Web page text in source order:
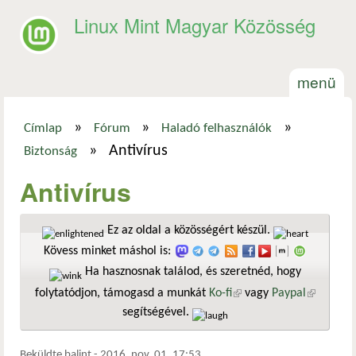
Linux Mint Magyar Közösség
menü
Jelenlegi hely
Címlap » Fórum » Haladó felhasználók »
Biztonság » Antivírus
Antivírus
Ez az oldal a közösségért készül.
Kövess minket máshol is:
Ha hasznosnak találod, és szeretnéd, hogy
folytatódjon, támogasd a munkát Ko-fi(külső hivatkozás)
vagy Paypal
segítségével.